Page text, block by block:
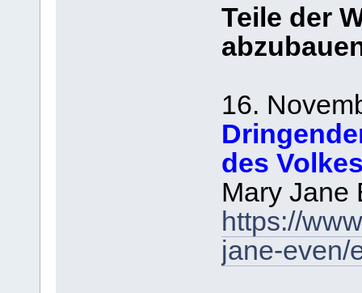
Teile der
16.
des
Mary Jane
https://
jane-even/